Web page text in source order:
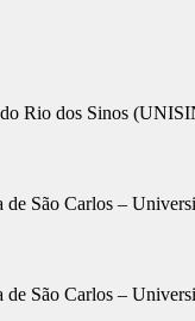
Rio dos Sinos
São Carlos –
São Carlos –